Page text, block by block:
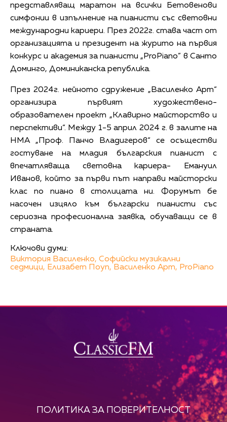
представляващ маратон на всички Бетовенови
симфонии в изпълнение на пианисти със световни
международни кариери. През 2022г. става част от
организацията и президент на журито на първия
конкурс и академия за пианисти „ProPiano” в Санто
Доминго, Доминиканска република.
През 2024г. нейното сдружение „Василенко Арт“
организира първият художествено-
образователен проект „Клавирно майсторство и
перспективи“. Между 1-5 април 2024 г. в залите на
НМА „Проф. Панчо Владигеров“ се осъществи
гостуване на младия българския пианист с
впечатляваща световна кариера- Емануил
Иванов, който за първи път направи майсторски
клас по пиано в столицата ни. Форумът бе
насочен изцяло към български пианисти със
сериозна професионална заявка, обучаващи се в
страната.
Ключови думи:
Виктория Василенко, Софийски музикални
седмици, Елизабет Поуп, Василенко Арт, ProPiano
ПОЛИТИКА ЗА ПОВЕРИТЕЛНОСТ